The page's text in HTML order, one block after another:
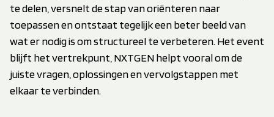
te delen, versnelt de stap van oriënteren naar
toepassen en ontstaat tegelijk een beter beeld van
wat er nodig is om structureel te verbeteren. Het event
blijft het vertrekpunt, NXTGEN helpt vooral om de
juiste vragen, oplossingen en vervolgstappen met
elkaar te verbinden.